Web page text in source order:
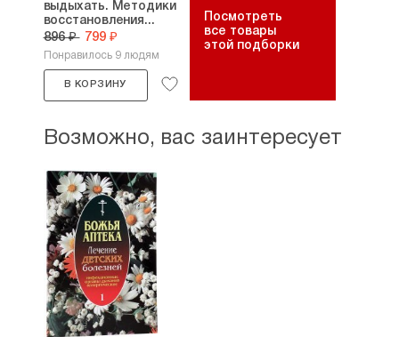
выдыхать. Методики
восстановления...
896 ₽ 799 ₽
Понравилось 9 людям
В КОРЗИНУ
Посмотреть
все товары
этой подборки
Возможно, вас заинтересует